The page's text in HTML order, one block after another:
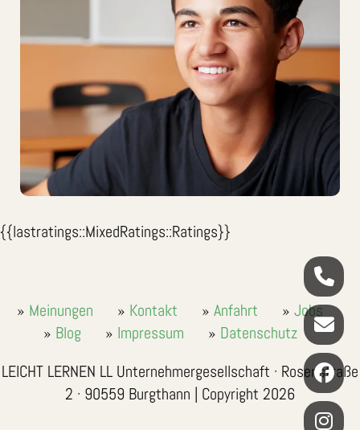
{{lastratings::MixedRatings::Ratings}}
Meinungen Kontakt Anfahrt
Jobs
Blog
Impressum
Datenschutz
LEICHT LERNEN LL Unternehmergesellschaft · Rosenstraße
2 · 90559 Burgthann | Copyright 2026